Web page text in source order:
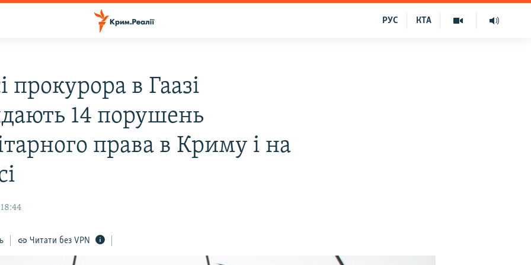
КТА
РУС
прокурора в Гаазі
14 порушень
права в Криму і на
Читати без VPN